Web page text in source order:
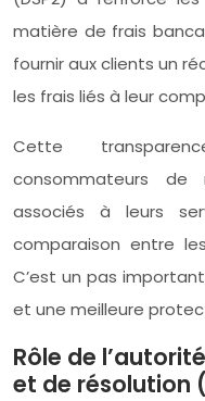
matière de frais
fournir aux clients un
les frais liés à leur
Cette
consommateurs de
associés à leurs
comparaison entre
C’est un pas
et une meilleure
Rôle de
et de résolution